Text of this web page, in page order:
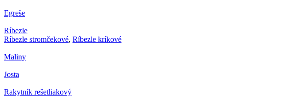
Egreše
Ríbezle
Ríbezle stromčekové, Ríbezle kríkové
Maliny
Josta
Rakytník rešetliakový